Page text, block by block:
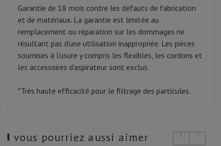
Garantie de 18 mois contre les défauts de fabrication
et de matériaux. La garantie est limitée au
remplacement ou réparation sur les dommages ne
résultant pas d'une utilisation inappropriée. Les pièces
soumises à l'usure y compris les flexibles, les cordons et
les accessoires d'aspirateur sont exclus.
*Très haute efficacité pour le filtrage des particules.
vous pourriez aussi aimer